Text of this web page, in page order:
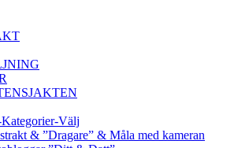
Välj
& ”Dragare” & Måla med kameran